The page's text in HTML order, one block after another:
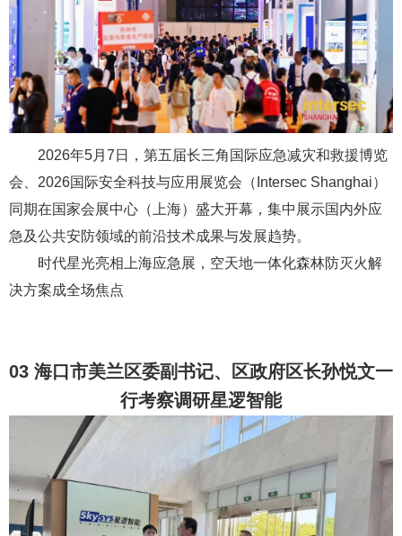
2026年5月7日，第五届长三角国际应急减灾和救援博览
会、2026国际安全科技与应用展览会（Intersec Shanghai）
同期在国家会展中心（上海）盛大开幕，集中展示国内外应
急及公共安防领域的前沿技术成果与发展趋势。
时代星光亮相上海应急展，空天地一体化森林防灭火解
决方案成全场焦点
03 海口市美兰区委副书记、区政府区长孙悦文一
行考察调研星逻智能